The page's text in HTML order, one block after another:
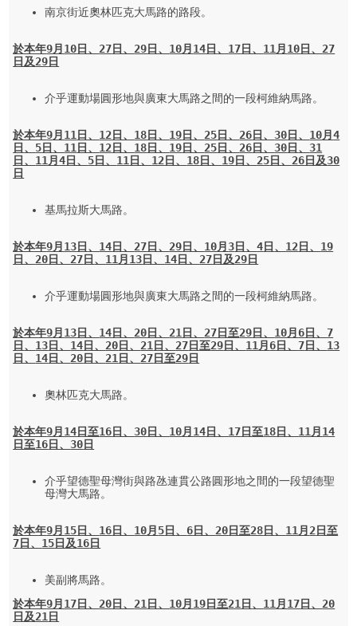
南京街近奧林匹克大馬路的路段。
於本年9月 10日、 27日、 29日、 10月 14日 、 17日、 11 月 10日、 27
日及29日
介乎運動場圓形地與廣東大馬路之間的一段柯維納馬路。
於本年9月 11 日、 12日、 18日、 19日、 25日、 26日、30日、 10月4
日 、 5日 、 11 日、 12日、 18日、 19日、 25日 、 26日、30日 、31
日、 11 月4日、 5日、 11 日、 12日、 18日、 19日、 25日、 26日 及30
日
基馬拉斯大馬路。
於本年9月 13日 、 14日、 27日、 29日、 10月3日 、4日 、 12日、 19
日、 20日、 27日 、 11 月 13日、 14日、 27日及29日
介乎運動場圓形地與廣東大馬路之間的一段柯維納馬路。
於本年9月 13日、 14日、 20日、 21 日、 27日至29日、 10月 6日 、 7
日 、 13日、 14日、 20日、 21 日、 27日至29日、 11 月 6日、 7日、 13
日、 14日、 20日、 21 日、 27日至29日
奧林匹克大馬路。
於本年9月 14日至16日、30日、 10月 14日 、 17日至18日 、 11 月 14
日至16日、30日
介乎望德聖母灣街與路氹連貫公路圓形地之間的一段望德聖
母灣大馬路。
於本年9月 15日、 16日、 10月 5日 、 6日、 20日至28日 、 11 月 2日至
7日、 15日 及16日
美副將馬路。
於本年9月 17日、 20日、 21 日、 10月 19日至21 日 、 11 月 17日、 20
日及21 日